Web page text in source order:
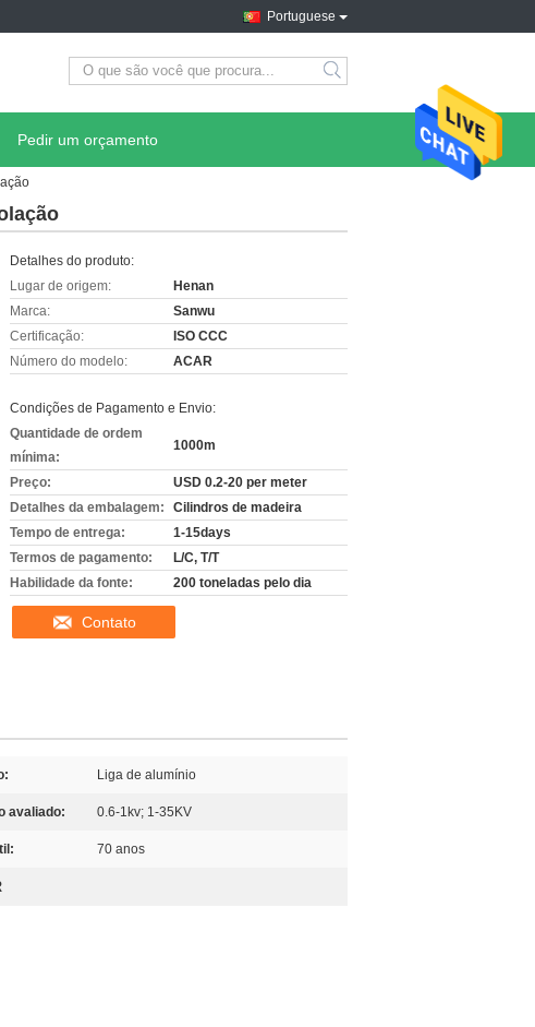
Portuguese
Pedir um orçamento
Detalhes do produto:
Lugar de origem:
Henan
Marca:
Sanwu
Certificação:
ISO CCC
Número do modelo:
ACAR
Condições de Pagamento e Envio:
Quantidade de ordem
mínima:
1000m
Preço:
USD 0.2-20 per meter
Detalhes da embalagem:
Cilindros de madeira
Tempo de entrega:
1-15days
Termos de pagamento:
L/C, T/T
Habilidade da fonte:
200 toneladas pelo dia
Contato
Liga de alumínio
avaliado: 0.6-1kv; 1-35KV
70 anos